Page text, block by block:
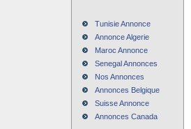
Tunisie Annonce
Annonce Algerie
Maroc Annonce
Senegal Annonces
Nos Annonces
Annonces Belgique
Suisse Annonce
Annonces Canada